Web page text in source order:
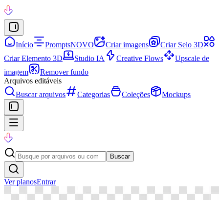
Início PromptsNOVO Criar imagens
Criar Selo 3D
Criar Elemento 3D
Studio IA Creative Flows
Upscale de
imagem
Remover fundo
Arquivos editáveis
Buscar arquivos
Categorias Coleções Mockups
Buscar
Ver planosEntrar